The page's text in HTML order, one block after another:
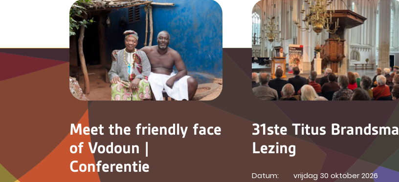
Meet the friendly face
of Vodoun |
Conferentie
31ste Titus Brandsma
Lezing
Datum:
vrijdag 30 oktober 2026